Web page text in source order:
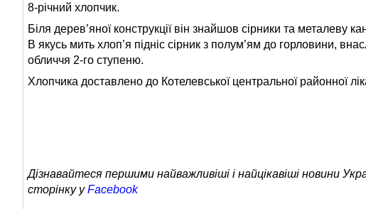
8-річний хлопчик.
Біля дерев’яної конструкції він знайшов сірники та металеву
В якусь мить хлоп’я підніс сірник з полум’ям до горловини,
обличчя 2-го ступеню.
Хлопчика доставлено до Котелевської центральної районної
Дізнавайтеся першими найважливіші і найцікавіші новини
сторінку уFacebook